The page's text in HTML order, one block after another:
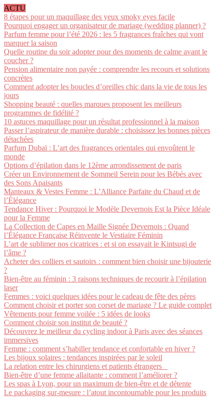
ACTU
8 étapes pour un maquillage des yeux smoky eyes facile
Pourquoi engager un organisateur de mariage (wedding planner) ?
Parfum femme pour l’été 2026 : les 5 fragrances fraîches qui vont
marquer la saison
Quelle routine du soir adopter pour des moments de calme avant le
coucher ?
Pension alimentaire non payée : comprendre les recours et solutions
concrètes
Comment adopter les boucles d’oreilles chic dans la vie de tous les
jours
Shopping beauté : quelles marques proposent les meilleurs
programmes de fidélité ?
10 astuces maquillage pour un résultat professionnel à la maison
Passer l’aspirateur de manière durable : choisissez les bonnes pièces
détachées
Parfum Dubaï : L’art des fragrances orientales qui envoûtent le
monde
Options d’épilation dans le 12ème arrondissement de paris
Créer un Environnement de Sommeil Serein pour les Bébés avec
des Sons Apaisants
Manteaux & Vestes Femme : L’Alliance Parfaite du Chaud et de
l’Élégance
Tendance Hiver : Pourquoi le Modèle Devernois Est la Pièce Idéale
pour la Femme
La Collection de Capes en Maille Signée Devernois : Quand
l’Élégance Française Réinvente le Vestiaire Féminin
L’art de sublimer nos cicatrices : et si on essayait le Kintsugi de
l’âme ?
Acheter des colliers et sautoirs : comment bien choisir une bijouterie
?
Bien-être au féminin : 3 raisons techniques de recourir à l’épilation
laser
Femmes : voici quelques idées pour le cadeau de fête des pères
Comment choisir et porter son corset de mariage ? Le guide complet
Vêtements pour femme voilée : 5 idées de looks
Comment choisir son institut de beauté ?
Découvrez le meilleur du cycling indoor à Paris avec des séances
immersives
Femme : comment s’habiller tendance et confortable en hiver ?
Les bijoux solaires : tendances inspirées par le soleil
La relation entre les chirurgiens et patients étrangers
Bien-être d’une femme allaitante : comment l’améliorer ?
Les spas à Lyon, pour un maximum de bien-être et de détente
Le packaging sur-mesure : l’atout incontournable pour les produits